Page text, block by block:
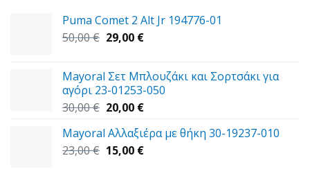
Puma Comet 2 Alt Jr 194776-01
50,00€ Original
50,00 €.
29,00 €Η
είναι:
29,00 €.
Mayoral Σετ Μπλουζάκι και Σορτσάκι για
αγόρι 23-01253-050
30,00€ Original
was:
30,00 €.
20,00 €Η
τιμή
είναι:
Mayoral Αλλαξιέρα με θήκη 30-19237-010
23,00€ Original
15,00 €Η